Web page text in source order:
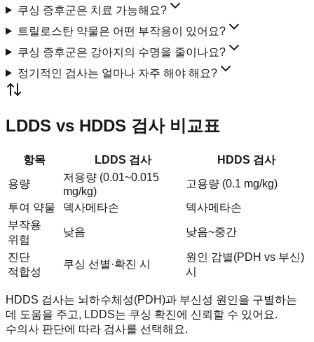
쿠싱 증후군은 치료 가능해요?
트릴로스탄 약물은 어떤 부작용이 있어요?
쿠싱 증후군은 강아지의 수명을 줄이나요?
정기적인 검사는 얼마나 자주 해야 해요?
LDDS vs HDDS 검사 비교표
항목 LDDS 검사
HDDS 검사
용량
저용량 (0.01~0.015
mg/kg)
고용량 (0.1 mg/kg)
투여 약물
덱사메타손
덱사메타손
부작용
위험
낮음 낮음~중간
진단
적합성
쿠싱 선별·확진 시
원인 감별(PDH vs 부신)
시
HDDS 검사는 뇌하수체성(PDH)과 부신성 원인을 구별하는
데 도움을 주고, LDDS는 쿠싱 확진에 신뢰할 수 있어요.
수의사 판단에 따라 검사를 선택해요.